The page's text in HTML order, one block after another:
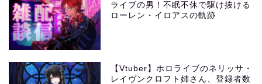
ライブの男！不眠不休で駆け抜ける
ローレン・イロアスの軌跡
【Vtuber】ホロライブのネリッサ・
レイヴンクロフト姉さん、登録者数